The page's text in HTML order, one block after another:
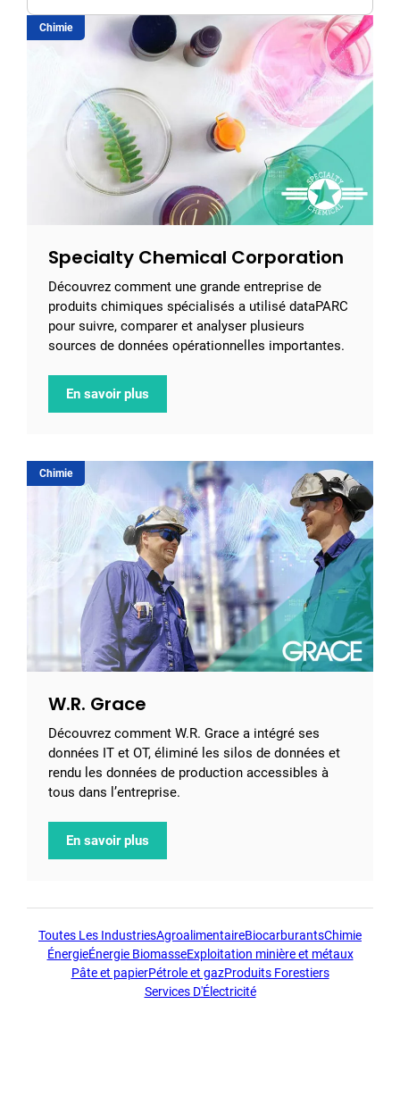
Chimie
Specialty Chemical Corporation
Découvrez comment une grande entreprise de
produits chimiques spécialisés a utilisé dataPARC
pour suivre, comparer et analyser plusieurs
sources de données opérationnelles importantes.
En savoir plus
Chimie
W.R. Grace
Découvrez comment W.R. Grace a intégré ses
données IT et OT, éliminé les silos de données et
rendu les données de production accessibles à
tous dans l’entreprise.
En savoir plus
Toutes Les IndustriesAgroalimentaireBiocarburantsChimie
ÉnergieÉnergie BiomasseExploitation minière et métaux
Pâte et papierPétrole et gazProduits Forestiers
Services D'Électricité